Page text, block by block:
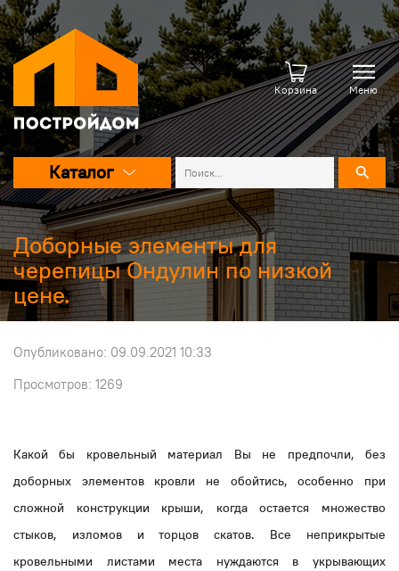
Корзина Меню
Каталог
Доборные элементы для
черепицы Ондулин по низкой
цене.
Опубликовано: 09.09.2021 10:33
Просмотров: 1269
Какой бы кровельный материал Вы не предпочли, без
доборных элементов кровли не обойтись, особенно при
сложной конструкции крыши, когда остается множество
стыков, изломов и торцов скатов. Все неприкрытые
кровельными листами места нуждаются в укрывающих